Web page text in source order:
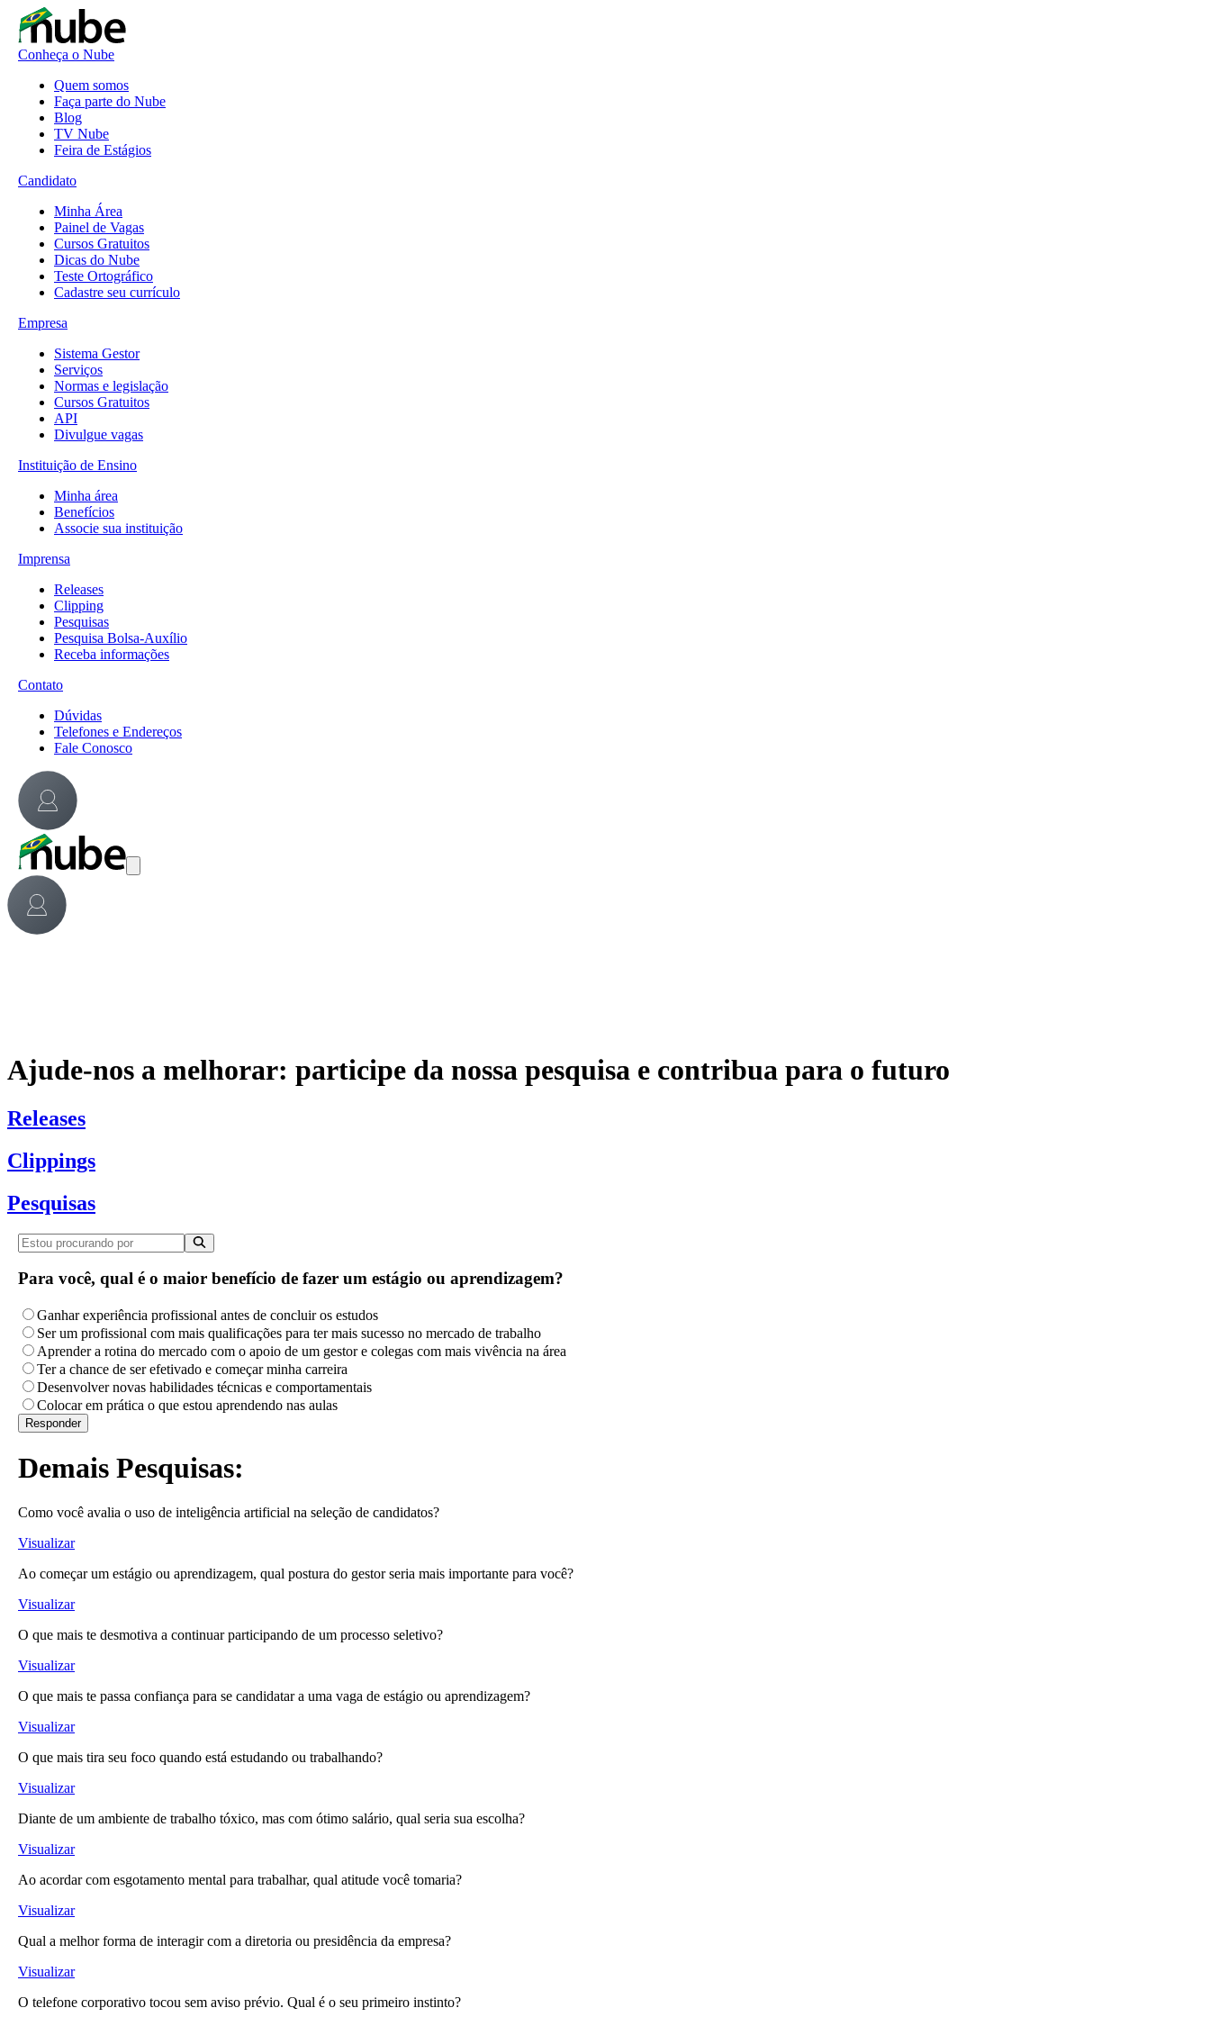
Conheça o Nube
Quem somos
Faça parte do Nube
Blog
TV Nube
Feira de Estágios
Candidato
Minha Área
Painel de Vagas
Cursos Gratuitos
Dicas do Nube
Teste Ortográfico
Cadastre seu currículo
Empresa
Sistema Gestor
Serviços
Normas e legislação
Cursos Gratuitos
API
Divulgue vagas
Instituição de Ensino
Minha área
Benefícios
Associe sua instituição
Imprensa
Releases
Clipping
Pesquisas
Pesquisa Bolsa-Auxílio
Receba informações
Contato
Dúvidas
Telefones e Endereços
Fale Conosco
Ajude-nos a melhorar: participe da nossa pesquisa e contribua para o futuro
Releases
Clippings
Pesquisas
Para você, qual é o maior benefício de fazer um estágio ou aprendizagem?
Ganhar experiência profissional antes de concluir os estudos
Ser um profissional com mais qualificações para ter mais sucesso no mercado de trabalho
Aprender a rotina do mercado com o apoio de um gestor e colegas com mais vivência na área
Ter a chance de ser efetivado e começar minha carreira
Desenvolver novas habilidades técnicas e comportamentais
Colocar em prática o que estou aprendendo nas aulas
Demais Pesquisas:
Como você avalia o uso de inteligência artificial na seleção de candidatos?
Visualizar
Ao começar um estágio ou aprendizagem, qual postura do gestor seria mais importante para você?
Visualizar
O que mais te desmotiva a continuar participando de um processo seletivo?
Visualizar
O que mais te passa confiança para se candidatar a uma vaga de estágio ou aprendizagem?
Visualizar
O que mais tira seu foco quando está estudando ou trabalhando?
Visualizar
Diante de um ambiente de trabalho tóxico, mas com ótimo salário, qual seria sua escolha?
Visualizar
Ao acordar com esgotamento mental para trabalhar, qual atitude você tomaria?
Visualizar
Qual a melhor forma de interagir com a diretoria ou presidência da empresa?
Visualizar
O telefone corporativo tocou sem aviso prévio. Qual é o seu primeiro instinto?